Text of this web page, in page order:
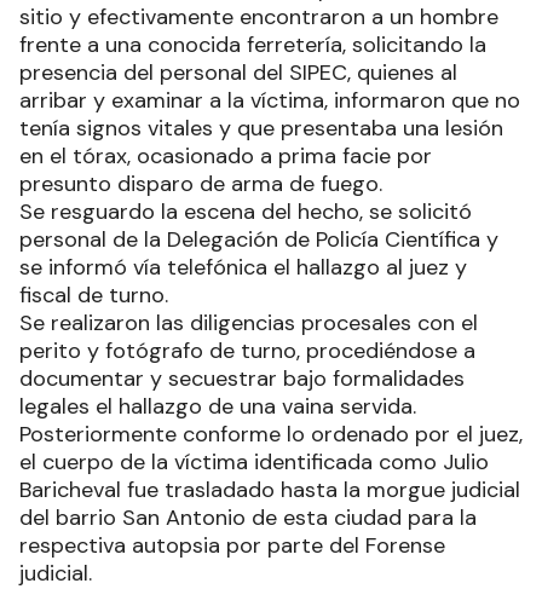
sitio y efectivamente encontraron a un hombre
frente a una conocida ferretería, solicitando la
presencia del personal del SIPEC, quienes al
arribar y examinar a la víctima, informaron que no
tenía signos vitales y que presentaba una lesión
en el tórax, ocasionado a prima facie por
presunto disparo de arma de fuego.
Se resguardo la escena del hecho, se solicitó
personal de la Delegación de Policía Científica y
se informó vía telefónica el hallazgo al juez y
fiscal de turno.
Se realizaron las diligencias procesales con el
perito y fotógrafo de turno, procediéndose a
documentar y secuestrar bajo formalidades
legales el hallazgo de una vaina servida.
Posteriormente conforme lo ordenado por el juez,
el cuerpo de la víctima identificada como Julio
Baricheval fue trasladado hasta la morgue judicial
del barrio San Antonio de esta ciudad para la
respectiva autopsia por parte del Forense
judicial.